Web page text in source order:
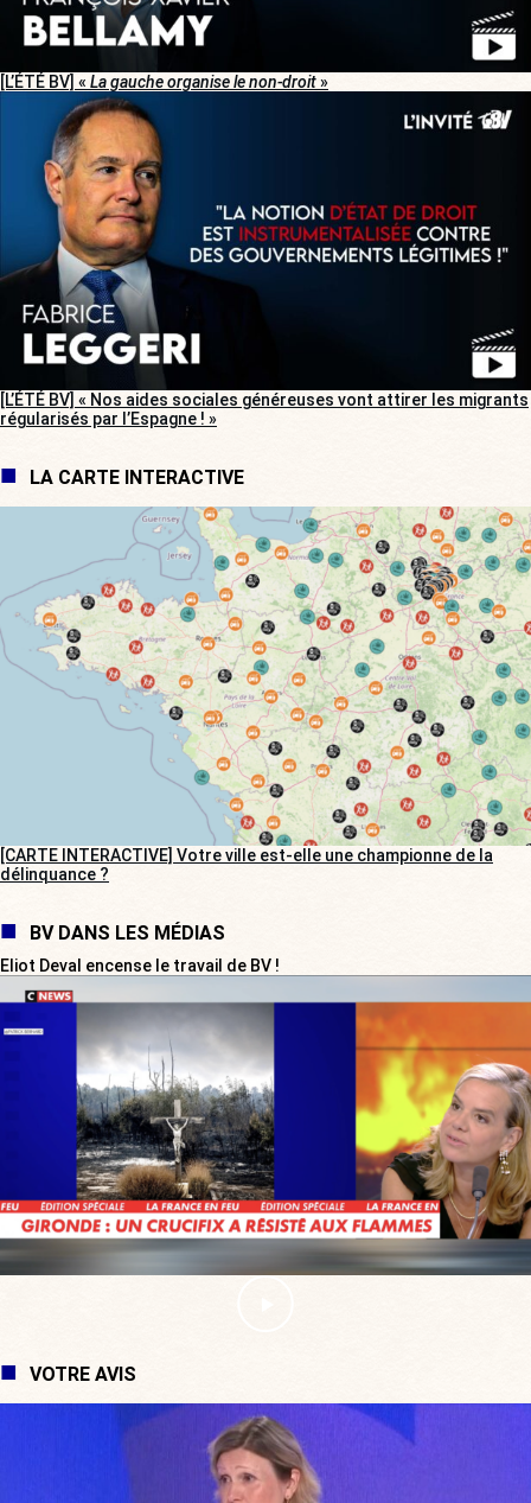
[L’ÉTÉ BV] « La gauche organise le non-droit»
[L’ÉTÉ BV] « Nos aides sociales généreuses vont attirer les migrants
régularisés par l’Espagne ! »
LA CARTE INTERACTIVE
[CARTE INTERACTIVE] Votre ville est-elle une championne de la
délinquance ?
BV DANS LES MÉDIAS
Eliot Deval encense le travail de BV !
VOTRE AVIS